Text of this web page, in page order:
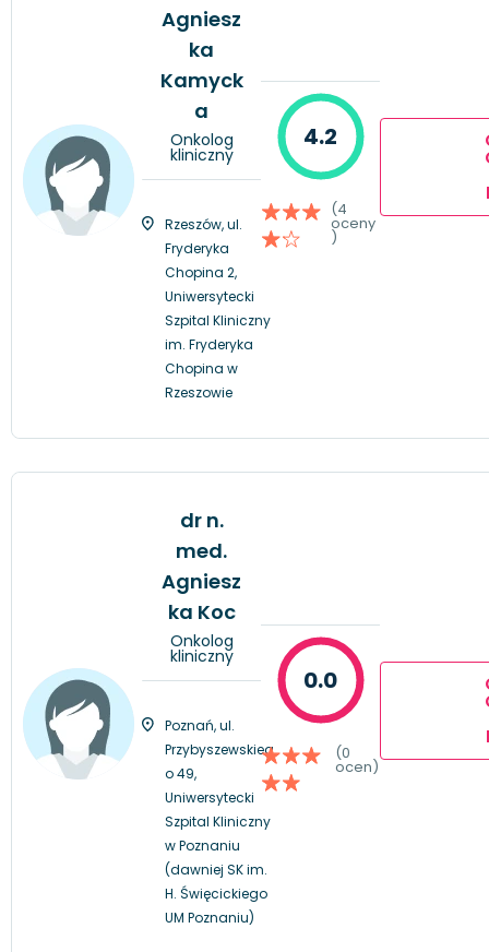
Agniesz
ka
Kamyck
a
Onkolog
kliniczny
Rzeszów, ul.
Fryderyka
Chopina 2,
Uniwersytecki
Szpital Kliniczny
im. Fryderyka
Chopina w
Rzeszowie
4.2
(4
oceny
)
dr n.
med.
Agniesz
ka Koc
Onkolog
kliniczny
Poznań, ul.
Przybyszewskieg
o 49,
Uniwersytecki
Szpital Kliniczny
w Poznaniu
(dawniej SK im.
H. Święcickiego
UM Poznaniu)
0.0
(0
ocen)